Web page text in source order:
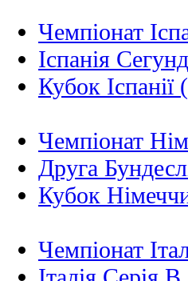
Чемпіонат
Іспанія
Кубок
Чемпіонат
Друга
Кубок
Чемпіонат